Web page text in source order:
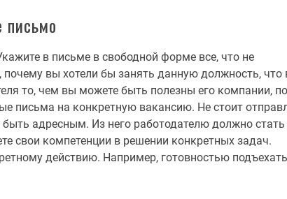
письмо
в письме в свободной форме все, что не
вы хотели бы занять данную должность, что
то, чем вы можете быть полезны его компании,
письма на конкретную вакансию. Не стоит
адресным. Из него работодателю должно стать
свои компетенции в решении конкретных задач.
действию. Например, готовностью